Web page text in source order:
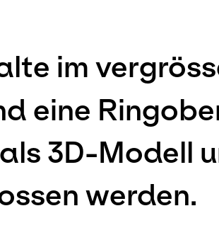
im
eine
3D-Modell
werden.